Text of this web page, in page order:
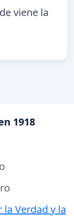
viene la
1918
Verdad y la